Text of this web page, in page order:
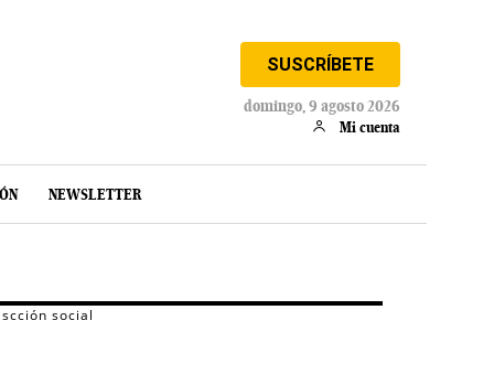
SUSCRÍBETE
domingo, 9 agosto 2026
Mi cuenta
NEWSLETTER
social